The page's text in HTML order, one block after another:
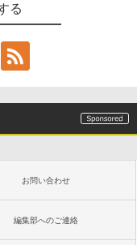
る
お問い合わせ
編集部へのご連絡